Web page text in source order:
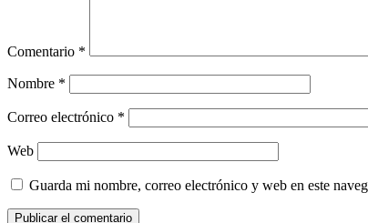
Comentario *
Nombre *
Correo electrónico *
Web
Guarda mi nombre, correo electrónico y web en este